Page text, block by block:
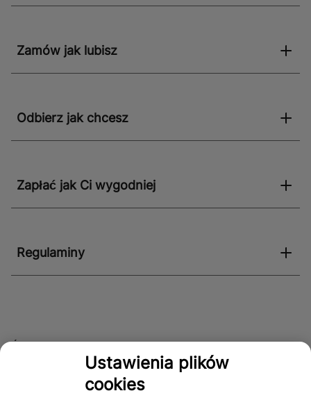
Zamów jak lubisz
Odbierz jak chcesz
Zapłać jak Ci wygodniej
Regulaminy
Śledź nas!
Ustawienia plików
cookies